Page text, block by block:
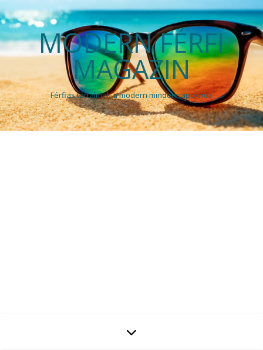
MODERN FÉRFI
MAGAZIN
Férfias tartalmak a modern mindennapokhoz